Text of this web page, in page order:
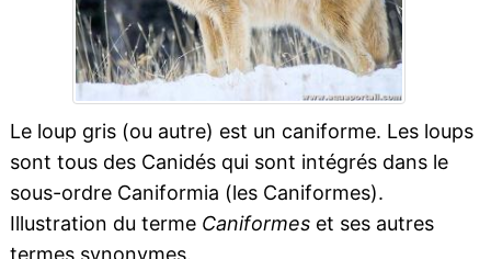
Le loup gris (ou autre) est un caniforme. Les loups
sont tous des Canidés qui sont intégrés dans le
sous-ordre Caniformia (les Caniformes).
Illustration du terme Caniformeset ses autres
termes synonymes.